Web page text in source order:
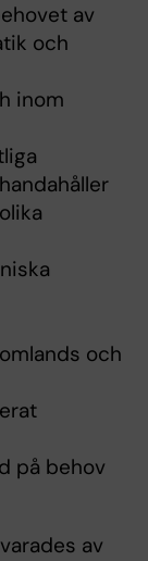
av
och
inom
och
på behov
av